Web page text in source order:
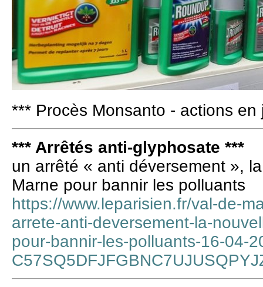
*** Procès Monsanto - actions en
*** Arrêtés anti-glyphosate ***
un arrêté « anti déversement »,
Marne pour bannir les polluants
https://www.leparisien.fr/val-de-
arrete-anti-deversement-la-
pour-bannir-les-polluants-16-04-